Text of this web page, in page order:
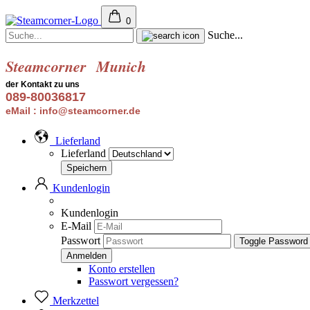
0
Suche...
Steamcorner Munich
der Kontakt zu uns
089-80036817
eMail : info@steamcorner.de
Lieferland
Lieferland
Kundenlogin
Kundenlogin
E-Mail
Passwort
Toggle
Konto erstellen
Passwort vergessen?
Merkzettel